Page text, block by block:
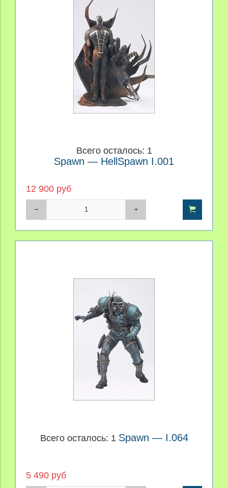
Всего осталось: 1
Spawn — HellSpawn I.001
12 900 руб
Всего осталось: 1 Spawn — I.064
5 490 руб